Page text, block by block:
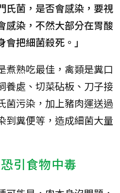
氏菌，是否會感染，要視
感染，不然大部分在胃酸
把細菌殺死。」
煮熟吃最佳，禽類是糞口
養處、切菜砧板、刀子接
菌污染，加上豬肉運送過
到糞便等，造成細菌大量
引食物中毒